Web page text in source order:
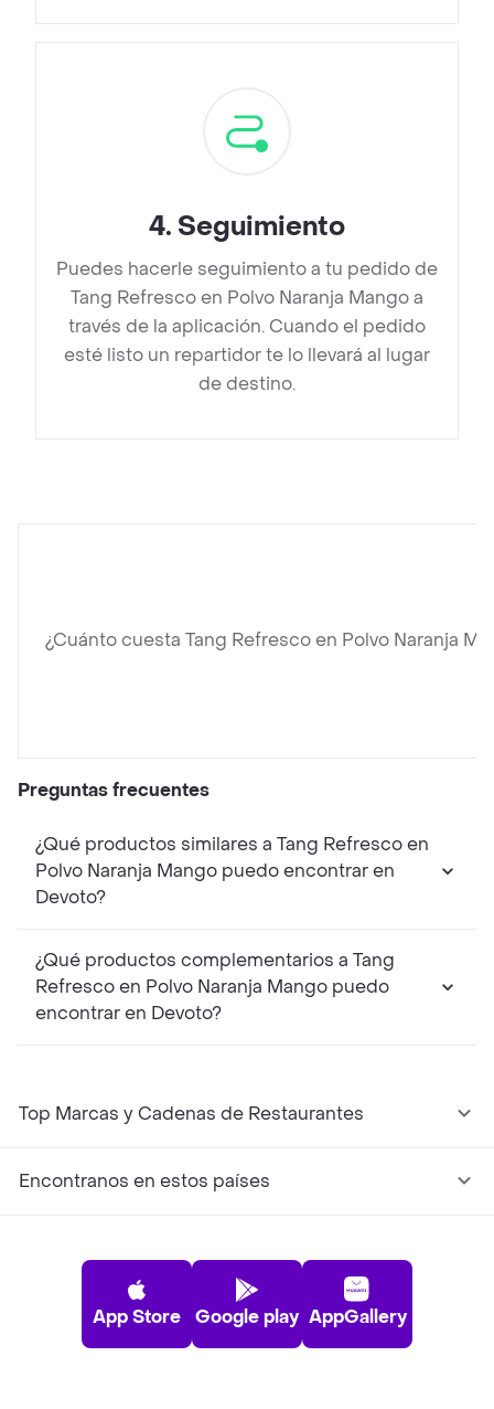
4. Seguimiento
Puedes hacerle seguimiento a tu pedido de
Tang Refresco en Polvo Naranja Mango a
través de la aplicación. Cuando el pedido
esté listo un repartidor te lo llevará al lugar
de destino.
¿Cuánto cuesta Tang Refresco en Polvo Naranja
Preguntas frecuentes
¿Qué productos similares a Tang Refresco en
Polvo Naranja Mango puedo encontrar en
Devoto?
¿Qué productos complementarios a Tang
Refresco en Polvo Naranja Mango puedo
encontrar en Devoto?
Top Marcas y Cadenas de Restaurantes
Encontranos en estos países
App Store Google play AppGallery